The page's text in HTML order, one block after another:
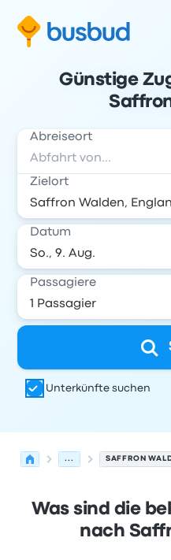
Günstige
Abreiseort
Zielort
Datum
Passagiere
Unterkünfte suchen
... SAFFRON
Was sind die
nach